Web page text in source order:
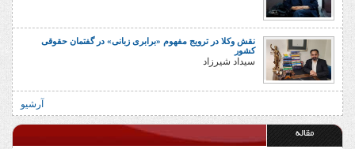
نقش وکلا در ترویج مفهوم «برابری زبانی» در گفتمان حقوقی
کشور
سیداد شیرزاد
آرشیو
مقاله